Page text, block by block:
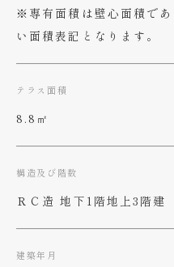
※専有面積は壁心面積で
い面積表記となります。
テラス面積
8.8㎡
構造及び階数
ＲＣ造 地下1階地上3階建
建築年月